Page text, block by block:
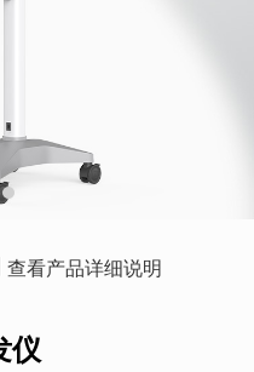
查看产品详细说明
仪